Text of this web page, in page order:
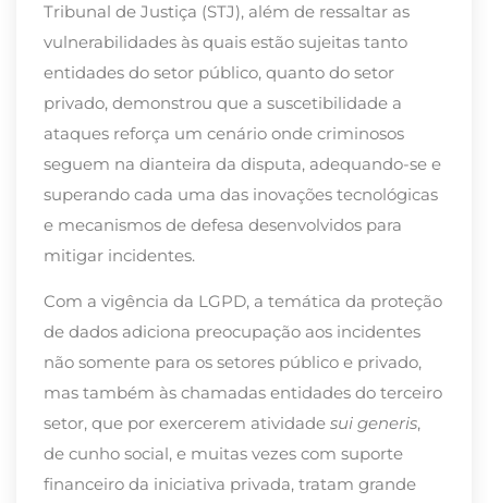
Tribunal de Justiça (STJ), além de ressaltar as
vulnerabilidades às quais estão sujeitas tanto
entidades do setor público, quanto do setor
privado, demonstrou que a suscetibilidade a
ataques reforça um cenário onde criminosos
seguem na dianteira da disputa, adequando-se e
superando cada uma das inovações tecnológicas
e mecanismos de defesa desenvolvidos para
mitigar incidentes.
Com a vigência da LGPD, a temática da proteção
de dados adiciona preocupação aos incidentes
não somente para os setores público e privado,
mas também às chamadas entidades do terceiro
setor, que por exercerem atividade sui generis,
de cunho social, e muitas vezes com suporte
financeiro da iniciativa privada, tratam grande